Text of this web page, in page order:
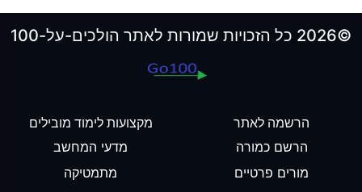
©2026 כל הזכויות שמורות לאתר הולכים-על-100
הרשמה לאתר
הרשם כמורה
מורים פרטיים
מקצועות לימוד מובילים
מדעי המחשב
מתמטיקה